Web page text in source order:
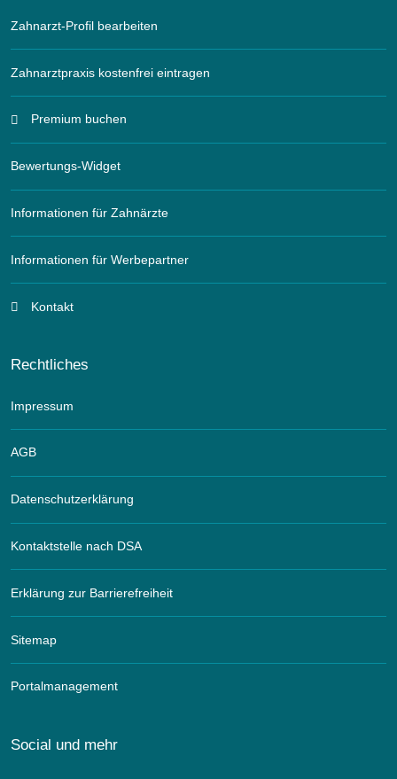
Zahnarzt-Profil bearbeiten
Zahnarztpraxis kostenfrei eintragen
Premium buchen
Bewertungs-Widget
Informationen für Zahnärzte
Informationen für Werbepartner
Kontakt
Rechtliches
Impressum
AGB
Datenschutzerklärung
Kontaktstelle nach DSA
Erklärung zur Barrierefreiheit
Sitemap
Portalmanagement
Social und mehr